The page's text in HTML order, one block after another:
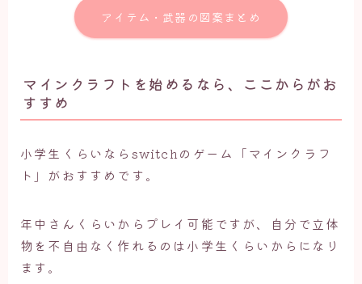
アイテム・武器の図案まとめ
マインクラフトを始めるなら、ここからがお
すすめ
小学生くらいならswitchのゲーム「マインクラフ
ト」がおすすめです。
年中さんくらいからプレイ可能ですが、自分で立体
物を不自由なく作れるのは小学生くらいからになり
ます。